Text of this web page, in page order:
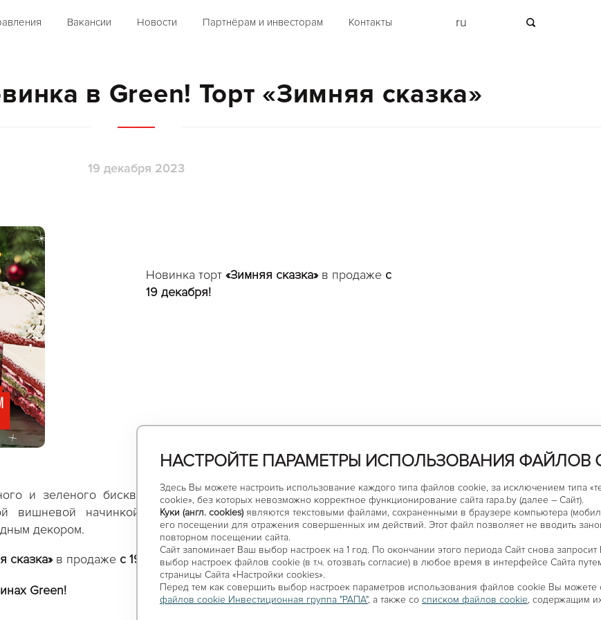
Вакансии Новости Партнёрам и инвесторам Контакты ru
в Green! Торт «Зимняя сказка»
19 декабря 2023
Новинка торт «Зимняя сказка» в продаже с
19 декабря!
и зеленого бисквитов, соединены нежным сметано - масляным
вишневой начинкой. Верх торта украшен масляным кремом и
декором.
сказка» в продаже с 19 декабря!
Green!
НАСТРОЙТЕ ПАРАМЕТРЫ ИСПОЛЬЗОВАНИЯ ФАЙЛОВ
Здесь Вы можете настроить использование каждого типа файлов cookie, за исключением типа
cookie», без которых невозможно корректное функционирование сайта rapa.by (далее – Сайт).
Куки (англ. cookies) являются текстовыми файлами, сохраненными в браузере компьютера
его посещении для отражения совершенных им действий. Этот файл позволяет не вводить
повторном посещении сайта.
Сайт запоминает Ваш выбор настроек на 1 год. По окончании этого периода Сайт снова
выбор настроек файлов сookie (в т.ч. отозвать согласие) в любое время в интерфейсе Сайта
страницы Сайта «Настройки cookies».
Перед тем как совершить выбор настроек параметров использования файлов сookie Вы можете
файлов cookie Инвестиционная группа "РАПА", а также co списком файлов cookie, содержащим